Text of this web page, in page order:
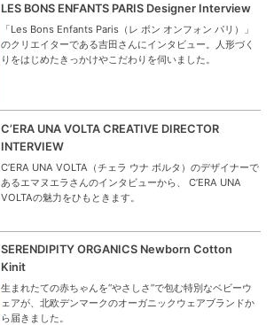
LES BONS ENFANTS PARIS Designer Interview
「Les Bons Enfants Paris（レ ボン オンフォン パリ）」
のクリエイターである吉田さんにインタビュー。人形づく
りをはじめたきっかけやこだわりを伺いました。
C’ERA UNA VOLTA CREATIVE DIRECTOR
INTERVIEW
C’ERA UNA VOLTA（チェラ ウナ ボルタ）のデザイナーで
あるエマヌエラさんのインタビューから、 C’ERA UNA
VOLTAの魅力をひもときます。
SERENDIPITY ORGANICS Newborn Cotton
Kinit
生まれたての赤ちゃんを“やさしさ”で包む特別なベビーウ
ェアが、北欧デンマークのオーガニックウェアブランドか
ら届きました。